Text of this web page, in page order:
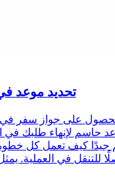
تحديد موعد في
حاسم لإنهاء طلبك في
جيدًا كيف تعمل كل
للتنقل في العملية.